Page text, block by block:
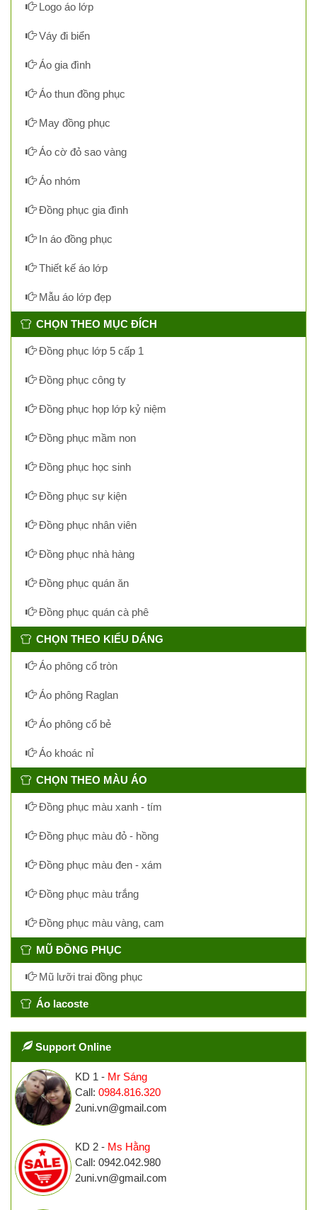
Logo áo lớp
Váy đi biển
Áo gia đình
Áo thun đồng phục
May đồng phục
Áo cờ đỏ sao vàng
Áo nhóm
Đồng phục gia đình
In áo đồng phục
Thiết kế áo lớp
Mẫu áo lớp đẹp
CHỌN THEO MỤC ĐÍCH
Đồng phục lớp 5 cấp 1
Đồng phục công ty
Đồng phục họp lớp kỷ niệm
Đồng phục mầm non
Đồng phục học sinh
Đồng phục sự kiện
Đồng phục nhân viên
Đồng phục nhà hàng
Đồng phục quán ăn
Đồng phục quán cà phê
CHỌN THEO KIỂU DÁNG
Áo phông cổ tròn
Áo phông Raglan
Áo phông cổ bẻ
Áo khoác nỉ
CHỌN THEO MÀU ÁO
Đồng phục màu xanh - tím
Đồng phục màu đỏ - hồng
Đồng phục màu đen - xám
Đồng phục màu trắng
Đồng phục màu vàng, cam
MŨ ĐỒNG PHỤC
Mũ lưỡi trai đồng phục
Áo lacoste
Support Online
KD 1 - Mr Sáng
Call: 0984.816.320
2uni.vn@gmail.com
KD 2 - Ms Hằng
Call: 0942.042.980
2uni.vn@gmail.com